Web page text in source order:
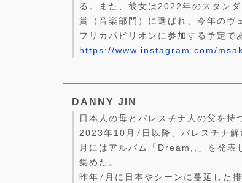
る。また、彼女は2022年のスタン
賞（音楽部門）に選ばれ、今年のヴ
フリカパビリオンに参加する予定で
https://www.instagram.com/
DANNY JIN
日本人の母とパレスチナ人の父を持
2023年10月7日以降、パレスチナ
月にはアルバム「Dream,,」を発表
集めた。
昨年7月に日本やシーンに蔓延した